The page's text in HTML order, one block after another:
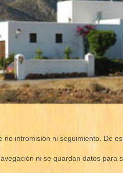
intromisión ni seguimiento. De
ni se guardan datos para